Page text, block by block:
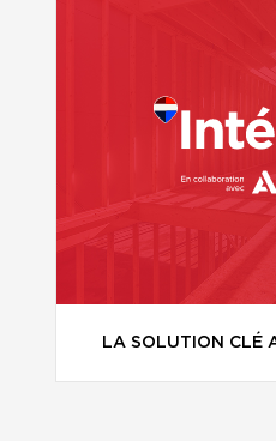
LA SOLUTION CLÉ